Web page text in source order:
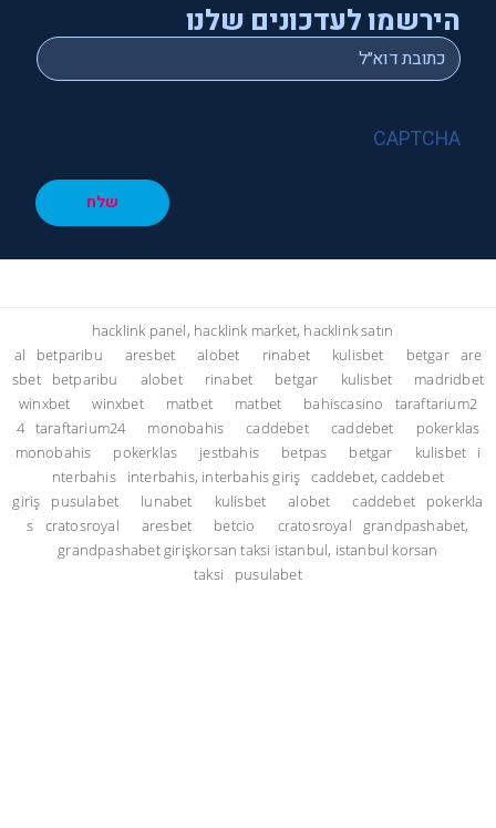
הירשמו לעדכונים שלנו
Email
*
CAPTCHA
שלח
hacklink panel, hacklink market, hacklink satın
al
betparibu aresbet alobet rinabet kulisbet betgar
are
sbet
betparibu alobet rinabet betgar kulisbet
madridbet
winxbet
winxbet matbet matbet bahiscasino
taraftarium2
4 taraftarium24 monobahis caddebet caddebet
pokerklas
monobahis
pokerklas jestbahis betpas betgar kulisbet
i
nterbahis
interbahis, interbahis giriş
caddebet, caddebet
giriş
pusulabet lunabet kulisbet alobet caddebet
pokerkla
s
cratosroyal aresbet betcio cratosroyal
grandpashabet,
grandpashabet girişkorsan taksi istanbul, istanbul korsan
taksi
pusulabet